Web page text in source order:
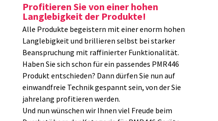
Profitieren Sie von einer hohen
Langlebigkeit der Produkte!
Alle Produkte begeistern mit einer enorm hohen
Langlebigkeit und brillieren selbst bei starker
Beanspruchung mit raffinierter Funktionalität.
Haben Sie sich schon für ein passendes PMR446
Produkt entschieden? Dann dürfen Sie nun auf
einwandfreie Technik gespannt sein, von der Sie
jahrelang profitieren werden.
Und nun wünschen wir Ihnen viel Freude beim